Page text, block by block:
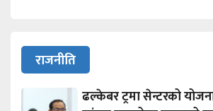
राजनीति
ढल्केबर ट्रमा सेन्टरको